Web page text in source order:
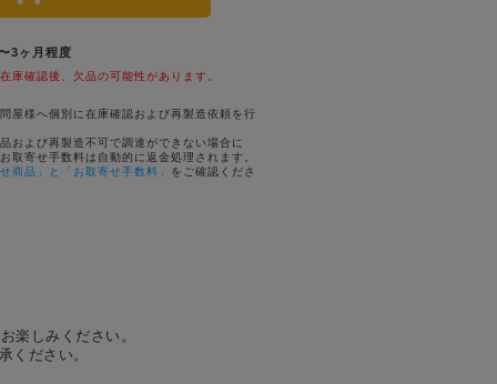
3ヶ月程度
庫確認後、欠品の可能性があります。
屋様へ個別に在庫確認および再製造依頼を行
および再製造不可で調達ができない場合に
取寄せ手数料は自動的に返金処理されます。
せ商品」と「お取寄せ手数料」
をご確認くださ
楽しみください。
ください。